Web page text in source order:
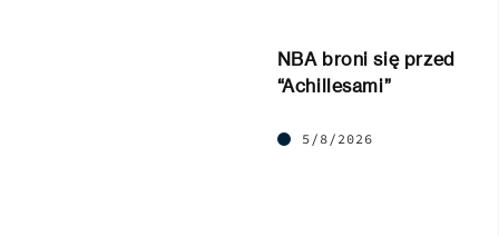
NBA broni się przed
“Achillesami”
5/8/2026